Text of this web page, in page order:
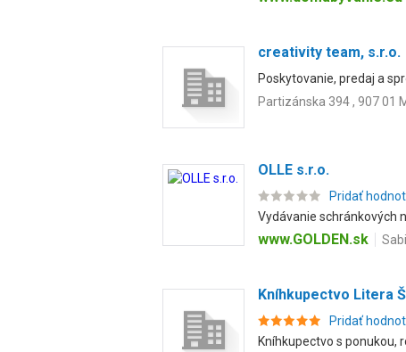
creativity team, s.r.o.
Poskytovanie, predaj a
Partizánska 394 , 907 01
OLLE s.r.o.
Pridať
Vydávanie schránkových
www.GOLDEN.sk
Kníhkupectvo Litera
Pridať
Kníhkupectvo s ponukou,